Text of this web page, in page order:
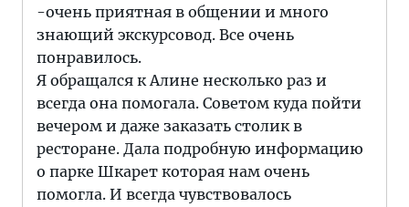
-очень приятная в общении и много
знающий экскурсовод. Все очень
понравилось.
Я обращался к Алине несколько раз и
всегда она помогала. Советом куда пойти
вечером и даже заказать столик в
ресторане. Дала подробную информацию
о парке Шкарет которая нам очень
помогла. И всегда чувствовалось